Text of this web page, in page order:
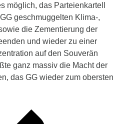
möglich, das Parteienkartell
geschmuggelten Klima-,
die Zementierung der
und wieder zu einer
auf den Souverän
ganz massiv die Macht der
das GG wieder zum obersten